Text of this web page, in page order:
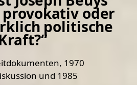
oder
politische
1970
und 1985